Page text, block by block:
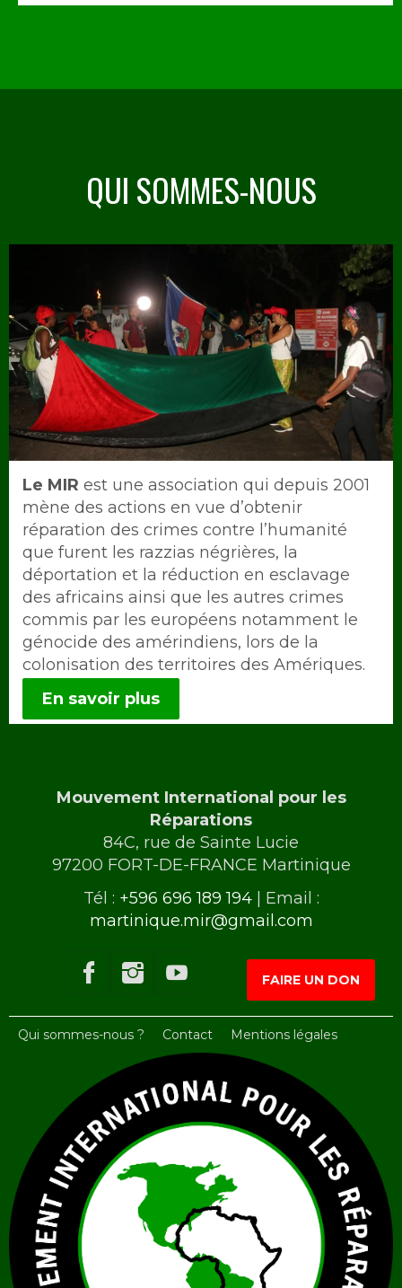
QUI SOMMES-NOUS
Intro
Le MIR est une association qui depuis 2001
mène des actions en vue d’obtenir
réparation des crimes contre l’humanité
que furent les razzias négrières, la
déportation et la réduction en esclavage
des africains ainsi que les autres crimes
commis par les européens notamment le
génocide des amérindiens, lors de la
colonisation des territoires des Amériques.
En savoir plus
Mouvement International pour les
Réparations
84C, rue de Sainte Lucie
97200 FORT-DE-FRANCE Martinique
Tél : +596 696 189 194| Email :
martinique.mir@gmail.com
FAIRE UN DON
Qui sommes-nous ? Contact Mentions légales